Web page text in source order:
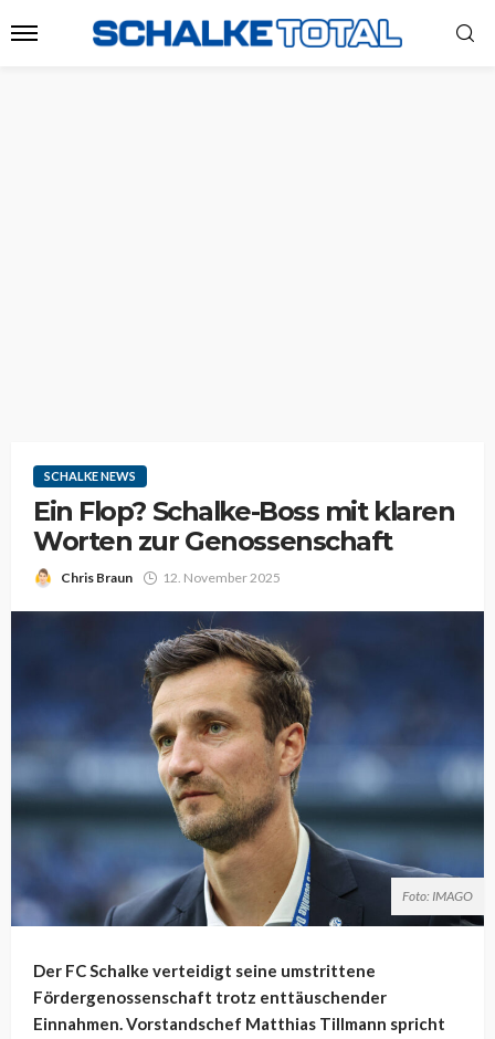
SCHALKE NEWS
Ein Flop? Schalke-Boss mit klaren
Worten zur Genossenschaft
Chris Braun 12. November 2025
Foto: IMAGO
Der FC Schalke verteidigt seine umstrittene
Fördergenossenschaft trotz enttäuschender
Einnahmen. Vorstandschef Matthias Tillmann spricht